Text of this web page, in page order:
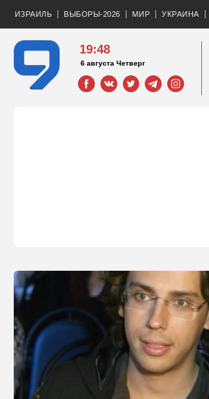
ИЗРАИЛЬ ВЫБОРЫ-2026 МИР УКРАИНА
19:48
6 августа Четверг